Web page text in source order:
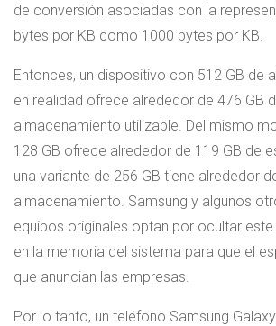
de conversión asociadas con la
bytes por KB como 1000 bytes por KB.
Entonces, un dispositivo con 512 GB de
en realidad ofrece alrededor de 476 GB
almacenamiento utilizable. Del mismo
128 GB ofrece alrededor de 119 GB de
una variante de 256 GB tiene alrededor
almacenamiento. Samsung y algunos
equipos originales optan por ocultar
en la memoria del sistema para que el
que anuncian las empresas.
Por lo tanto, un teléfono Samsung